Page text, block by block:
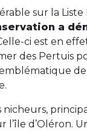
sur la Liste
a
ci est en
des Pertuis
de
l’île d’Oléron.